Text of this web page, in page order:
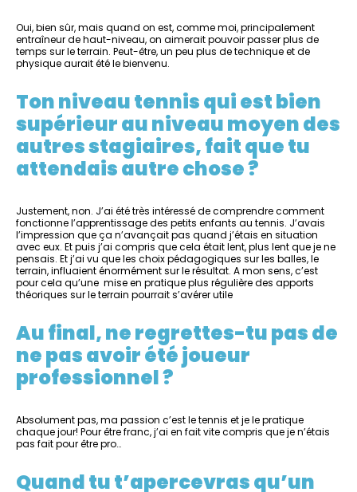
Oui, bien sûr, mais quand on est, comme moi, principalement
entraîneur de haut-niveau, on aimerait pouvoir passer plus de
temps sur le terrain. Peut-être, un peu plus de technique et de
physique aurait été le bienvenu.
Ton niveau tennis qui est bien
supérieur au niveau moyen des
autres stagiaires, fait que tu
attendais autre chose ?
Justement, non. J’ai été très intéressé de comprendre comment
fonctionne l’apprentissage des petits enfants au tennis. J’avais
l’impression que ça n’avançait pas quand j’étais en situation
avec eux. Et puis j’ai compris que cela était lent, plus lent que je ne
pensais. Et j’ai vu que les choix pédagogiques sur les balles, le
terrain, influaient énormément sur le résultat. A mon sens, c’est
pour cela qu’une mise en pratique plus régulière des apports
théoriques sur le terrain pourrait s’avérer utile
Au final, ne regrettes-tu pas de
ne pas avoir été joueur
professionnel ?
Absolument pas, ma passion c’est le tennis et je le pratique
chaque jour! Pour être franc, j’ai en fait vite compris que je n’étais
pas fait pour être pro…
Quand tu t’apercevras qu’un